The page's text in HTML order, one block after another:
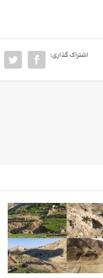
اشتراک گذاری: